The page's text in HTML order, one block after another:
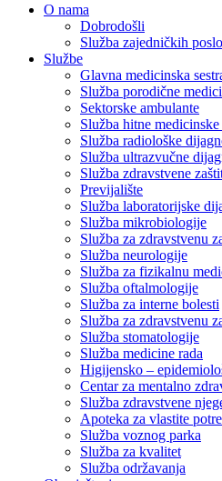
O nama
Dobrodošli
Služba zajedničkih
Službe
Glavna medicinska
Služba porodične
Sektorske ambulante
Služba hitne
Služba radiološke
Služba ultrazvučne
Služba zdravstvene
Previjalište
Služba laboratorijske
Služba mikrobiologije
Služba za zdravstvenu
Služba neurologije
Služba za fizikalnu
Služba oftalmologije
Služba za interne bolesti
Služba za zdravstvenu
Služba stomatologije
Služba medicine rada
Higijensko –
Centar za mentalno
Služba zdravstvene
Apoteka za vlastite
Služba voznog parka
Služba za kvalitet
Služba održavanja